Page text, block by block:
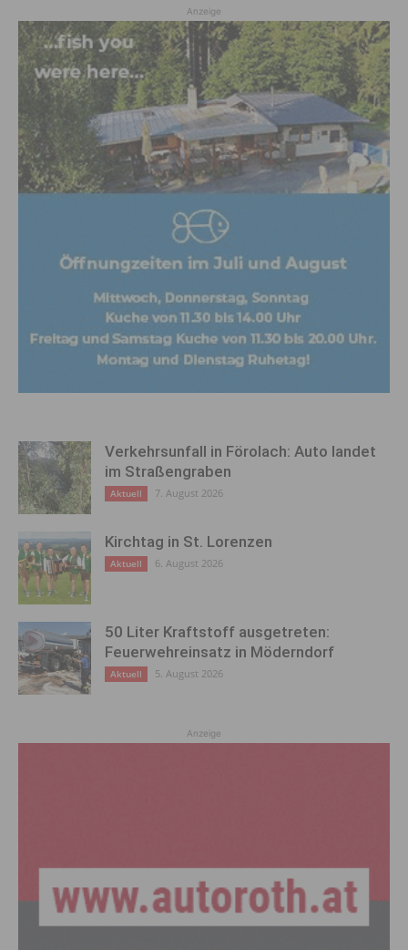
Anzeige
Verkehrsunfall in Förolach: Auto landet
im Straßengraben
Aktuell 7. August 2026
Kirchtag in St. Lorenzen
Aktuell 6. August 2026
50 Liter Kraftstoff ausgetreten:
Feuerwehreinsatz in Möderndorf
Aktuell 5. August 2026
Anzeige